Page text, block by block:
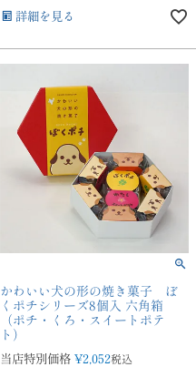
詳細を見る
かわいい犬の形の焼き菓子 ぼ
くポチシリーズ8個入 六角箱
（ポチ・くろ・スイートポテ
ト）
当店特別価格 ¥2,052税込